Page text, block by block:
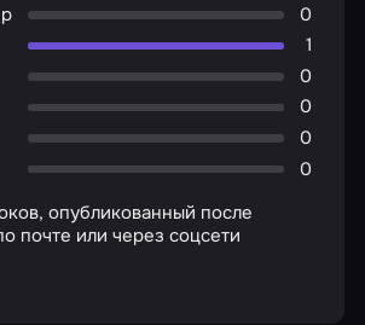
0
1
0
0
0
0
опубликованный после
почте или через соцсети